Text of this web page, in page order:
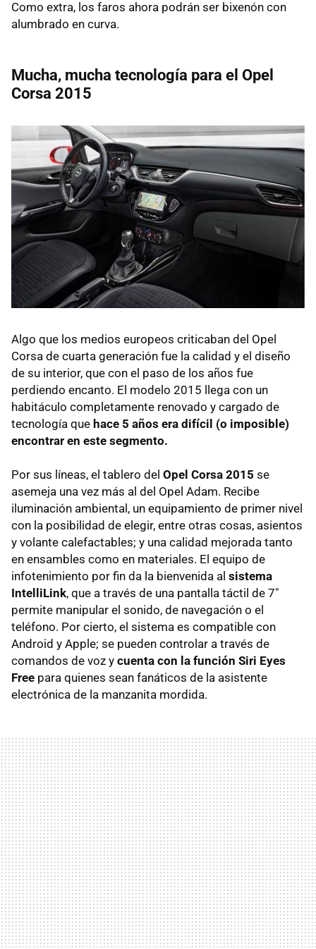
Como extra, los faros ahora podrán ser bixenón con
alumbrado en curva.
Mucha, mucha tecnología para el Opel
Corsa 2015
Algo que los medios europeos criticaban del Opel
Corsa de cuarta generación fue la calidad y el diseño
de su interior, que con el paso de los años fue
perdiendo encanto. El modelo 2015 llega con un
habitáculo completamente renovado y cargado de
tecnología que hace 5 años era difícil (o imposible)
encontrar en este segmento.
Por sus líneas, el tablero del Opel Corsa 2015 se
asemeja una vez más al del Opel Adam. Recibe
iluminación ambiental, un equipamiento de primer nivel
con la posibilidad de elegir, entre otras cosas, asientos
y volante calefactables; y una calidad mejorada tanto
en ensambles como en materiales. El equipo de
infotenimiento por fin da la bienvenida al sistema
IntelliLink, que a través de una pantalla táctil de 7"
permite manipular el sonido, de navegación o el
teléfono. Por cierto, el sistema es compatible con
Android y Apple; se pueden controlar a través de
comandos de voz y cuenta con la función Siri Eyes
Free para quienes sean fanáticos de la asistente
electrónica de la manzanita mordida.